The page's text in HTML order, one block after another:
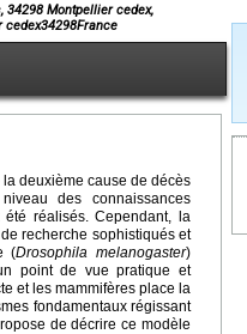
34298 Montpellier cedex,
cedex34298France
la deuxième cause de décès
des connaissances
réalisés. Cependant, la
recherche sophistiqués et
(Drosophila melanogaster)
point de vue pratique et
et les mammifères place la
fondamentaux régissant
de décrire ce modèle